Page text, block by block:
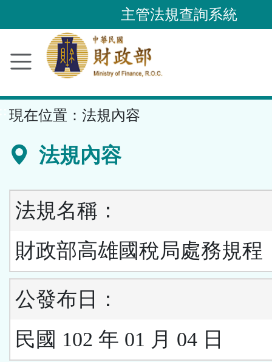
到
要
容
區
主管法規查詢系統
現在位置： 法規內容
法規內容
法規名稱：
財政部高雄國稅局處務規程
公發布日：
民國 102 年 01 月 04 日